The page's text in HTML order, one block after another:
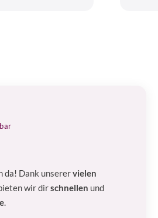
da! Dank unserervielen
wir dirschnellen und
.